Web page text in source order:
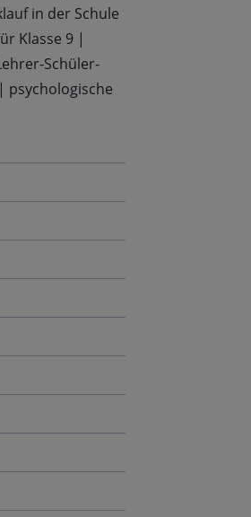
in der Schule
Klasse 9|
Schüler-
| psychologische